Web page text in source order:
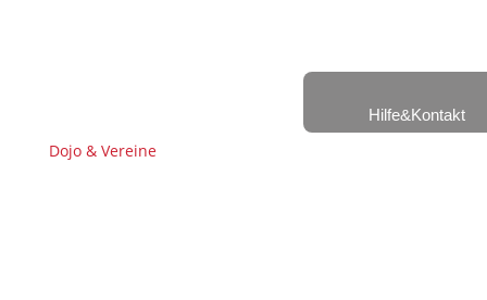
Dojo & Vereine
Hilfe&Kontakt